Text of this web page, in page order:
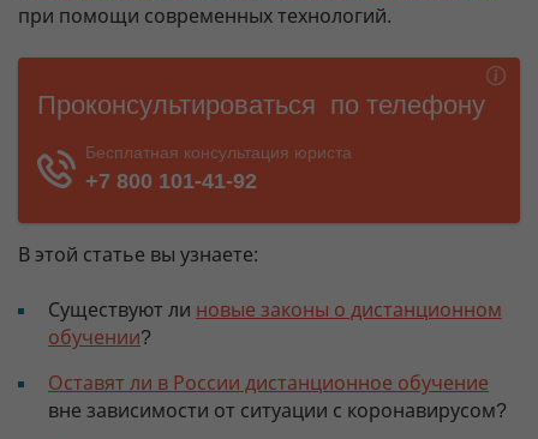
при помощи современных технологий.
В этой статье вы узнаете:
Существуют ли новые законы о дистанционном
обучении?
Оставят ли в России дистанционное обучение
вне зависимости от ситуации с коронавирусом?